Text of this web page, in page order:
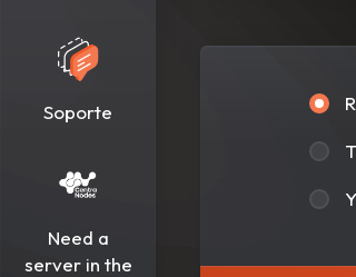
Soporte
Need a
server in the